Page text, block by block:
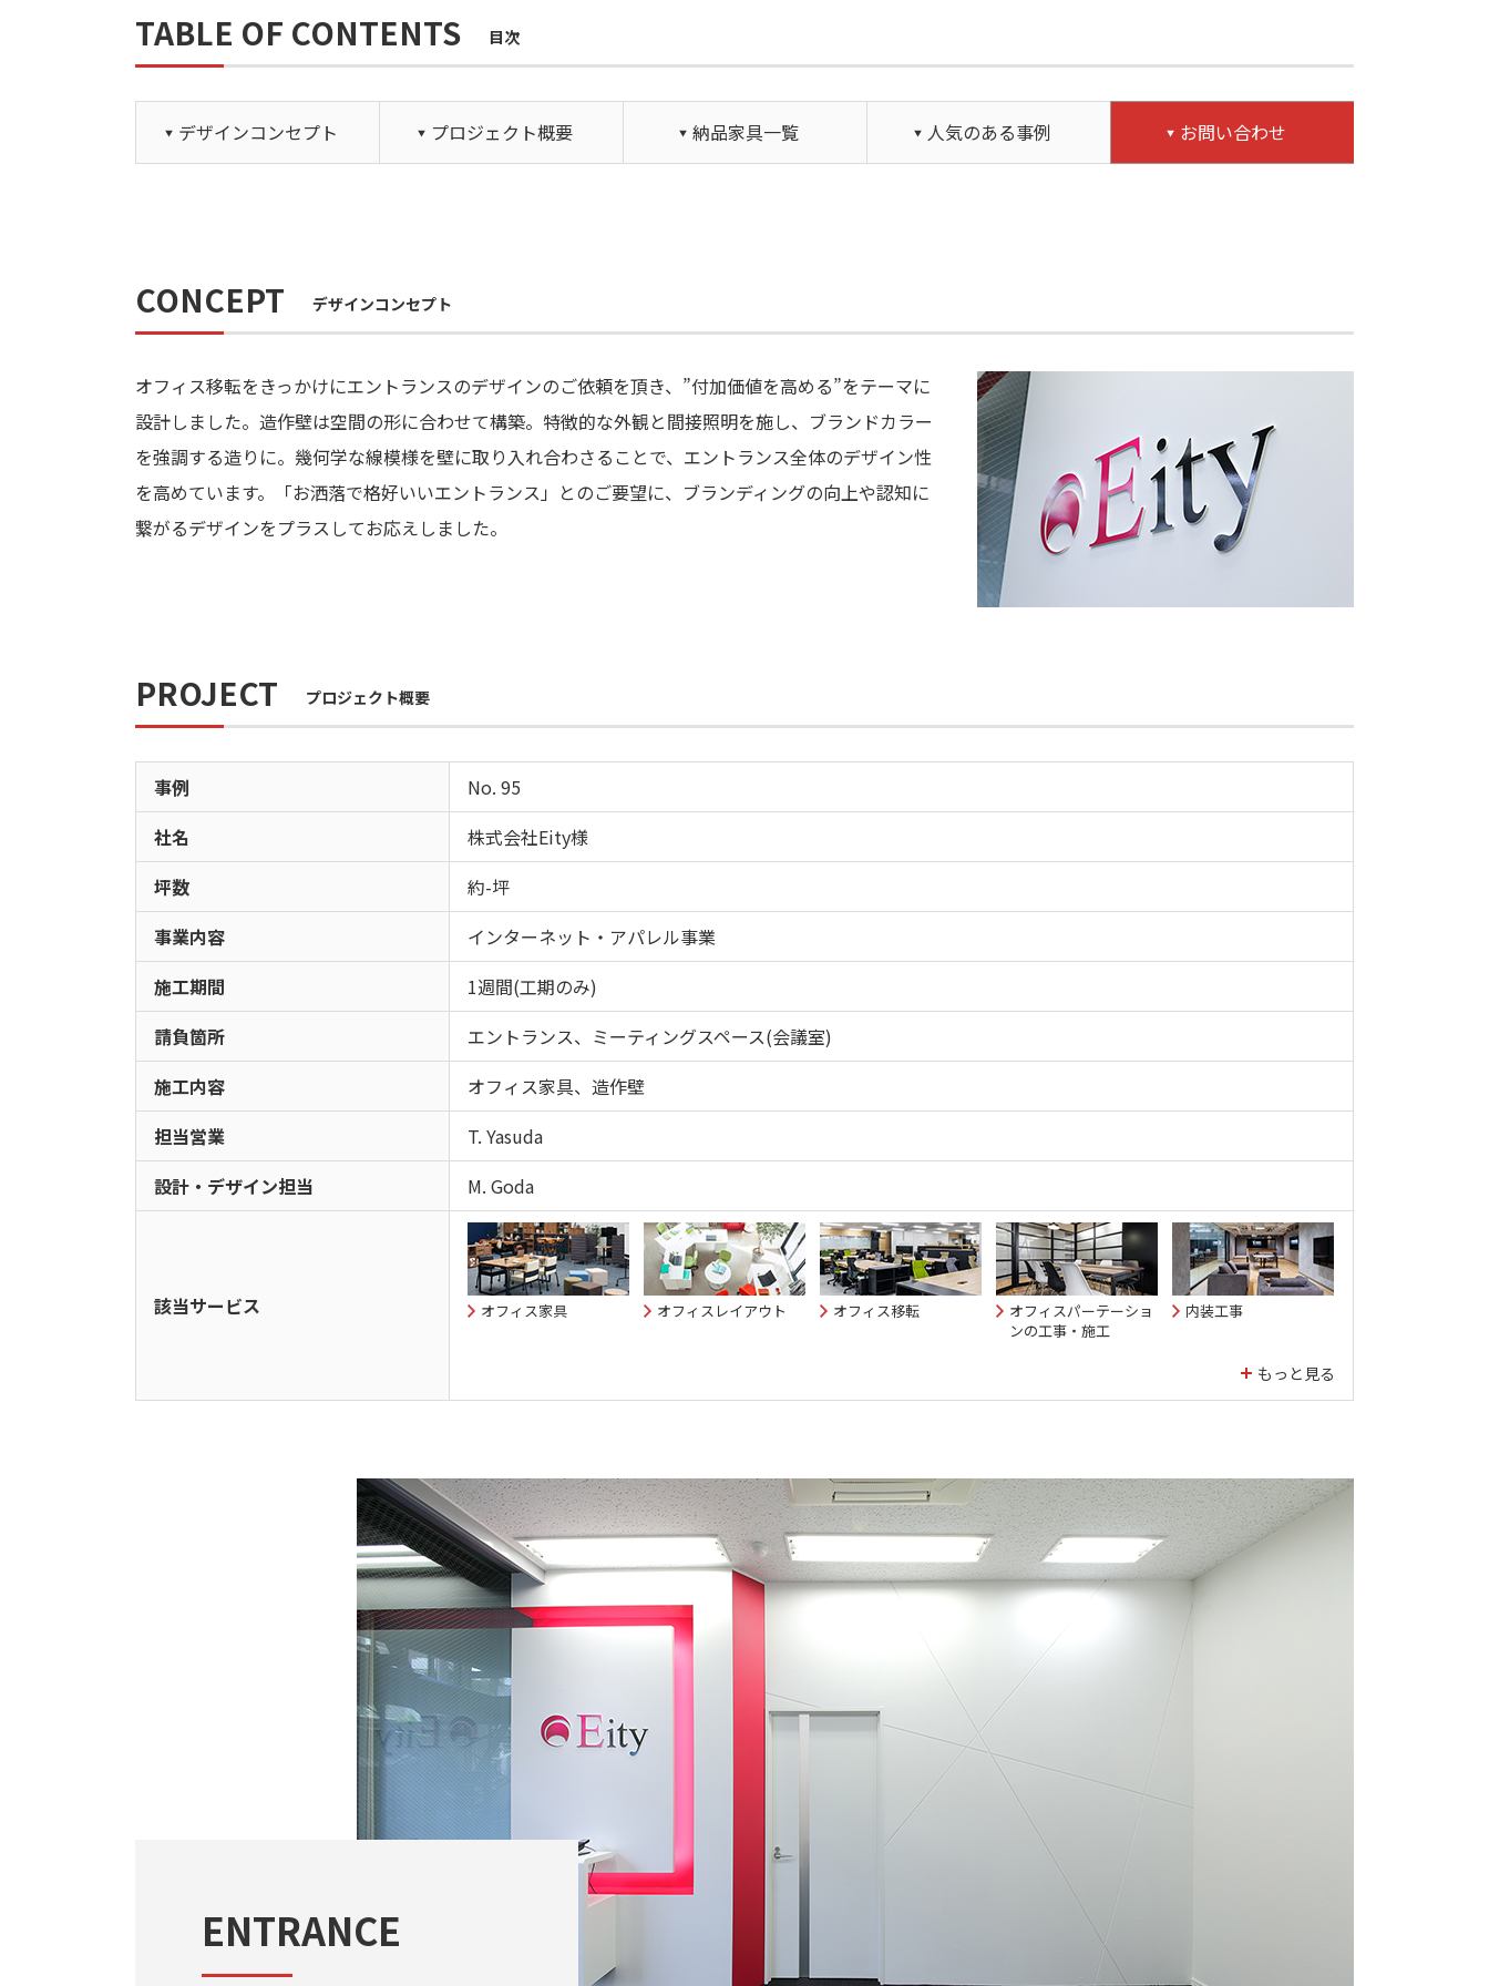
TABLE OF CONTENTS 目次
デザインコンセプト プロジェクト概要 納品家具一覧 人気のある事例 お問い合わせ
CONCEPT デザインコンセプト
オフィス移転をきっかけにエントランスのデザインのご依頼を頂き、”付加価値を高める”をテーマに
設計しました。造作壁は空間の形に合わせて構築。特徴的な外観と間接照明を施し、ブランドカラー
を強調する造りに。幾何学な線模様を壁に取り入れ合わさることで、エントランス全体のデザイン性
を高めています。「お洒落で格好いいエントランス」とのご要望に、ブランディングの向上や認知に
繋がるデザインをプラスしてお応えしました。
PROJECT プロジェクト概要
事例
No. 95
社名
株式会社Eity様
坪数
約-坪
事業内容
インターネット・アパレル事業
施工期間
1週間(工期のみ)
請負箇所
エントランス、ミーティングスペース(会議室)
施工内容
オフィス家具、造作壁
担当営業
T. Yasuda
設計・デザイン担当
M. Goda
該当サービス オフィス家具 オフィスレイアウト オフィス移転
オフィスパーテーショ
ンの工事・施工
内装工事
ENTRANCE